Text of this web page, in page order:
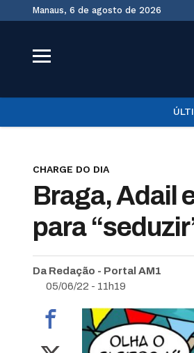
Manaus, 6 de agosto de 2026
CHARGE DO DIA
Braga, Adail
para
Da Redação - Portal AM1
05/06/22 - 11h19